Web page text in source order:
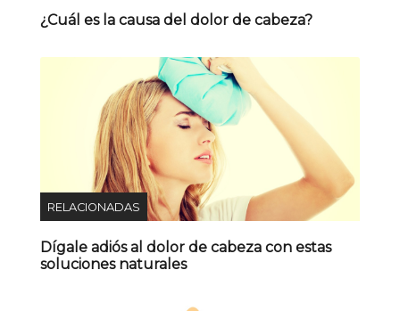
¿Cuál es la causa del dolor de cabeza?
RELACIONADAS
Dígale adiós al dolor de cabeza con estas
soluciones naturales